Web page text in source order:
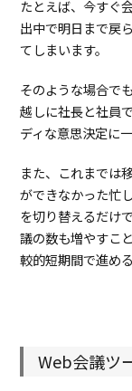
たとえば、今すぐ
出中で明日まで戻
てしまいます。
そのような場合で
越しに社長と社員
ディな意思決定に
また、これまでは
ができなかった忙
を切り替えるだけ
議の数も増やすこ
較的短期間で進め
Web会議ツ